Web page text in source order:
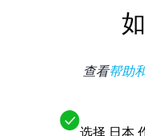
查看帮助
选择 日本